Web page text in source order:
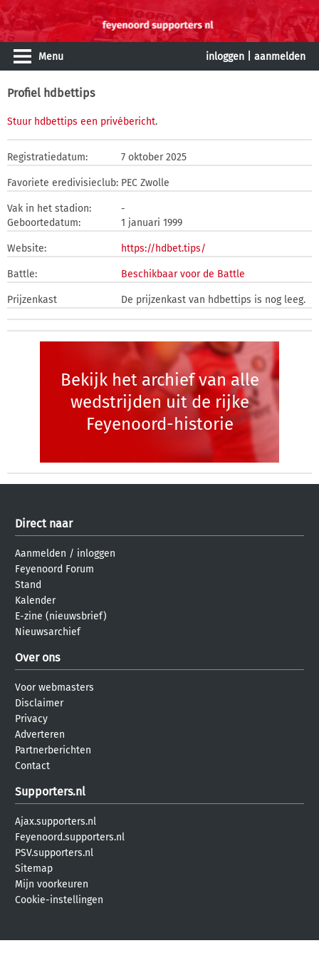
Menu inloggen aanmelden
Profiel hdbettips
Stuur hdbettips een privébericht.
Registratiedatum: 7 oktober 2025
Favoriete eredivisieclub: PEC Zwolle
Vak in het stadion:
-
Geboortedatum:
1 januari 1999
Website: https://hdbet.tips/
Battle: Beschikbaar voor de Battle
Prijzenkast De prijzenkast van hdbettips is nog leeg.
Bekijk het archief van alle
wedstrijden uit de rijke
Feyenoord-historie
Direct naar
Aanmelden / inloggen
Feyenoord Forum
Stand
Kalender
E-zine (nieuwsbrief)
Nieuwsarchief
Over ons
Voor webmasters
Disclaimer
Privacy
Adverteren
Partnerberichten
Contact
Supporters.nl
Ajax.supporters.nl
Feyenoord.supporters.nl
PSV.supporters.nl
Sitemap
Mijn voorkeuren
Cookie-instellingen